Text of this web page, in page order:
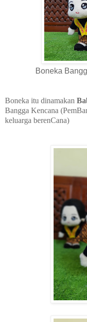
Boneka
Boneka itu dinamakan
Bangga Kencana
keluarga berenCana)